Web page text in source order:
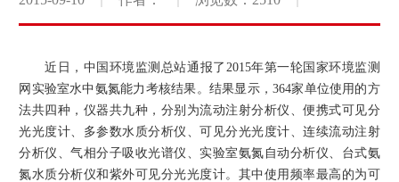
映月书屋
认可规则 认可指南
近日，中国环境监测总站通报了2015年第一轮国家环境监测
网实验室水中氨氮能力考核结果。结果显示，364家单位使用的方
法共四种，仪器共九种，分别为流动注射分析仪、便携式可见分
光光度计、多参数水质分析仪、可见分光光度计、连续流动注射
分析仪、气相分子吸收光谱仪、实验室氨氮自动分析仪、台式氨
氮水质分析仪和紫外可见分光光度计。其中使用频率最高的为可